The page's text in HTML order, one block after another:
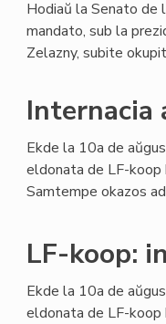
Hodiaŭ la Senato de
mandato, sub la
Zelazny, subite
Ekde la 10a de
eldonata de LF-koop
Samtempe okazos
LF-koop:
Ekde la 10a de
eldonata de LF-koop